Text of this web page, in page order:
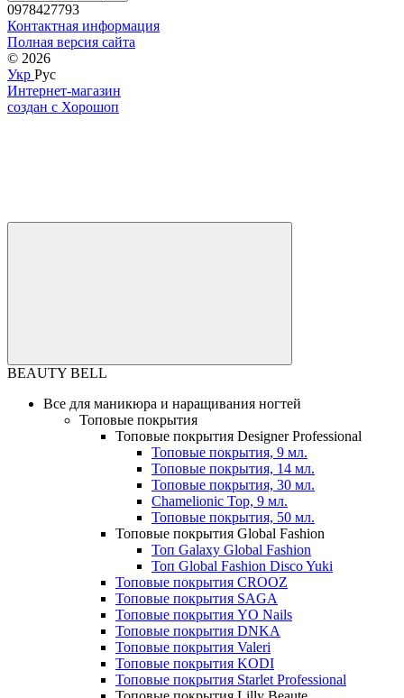
0978427793
Контактная информация
Полная версия сайта
© 2026
Укр Рус
Интернет-магазин
создан с Хорошоп
BEAUTY BELL
Все для маникюра и наращивания ногтей
Топовые покрытия
Топовые покрытия Designer Professional
Топовые покрытия, 9 мл.
Топовые покрытия, 14 мл.
Топовые покрытия, 30 мл.
Chamelionic Top, 9 мл.
Топовые покрытия, 50 мл.
Топовые покрытия Global Fashion
Топ Galaxy Global Fashion
Топ Global Fashion Disco Yuki
Топовые покрытия CROOZ
Топовые покрытия SAGA
Топовые покрытия YO Nails
Топовые покрытия DNKA
Топовые покрытия Valeri
Топовые покрытия KODI
Топовые покрытия Starlet Professional